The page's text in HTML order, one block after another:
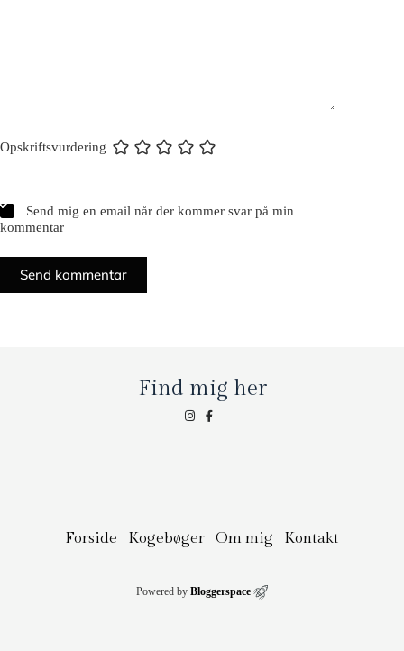
Opskriftsvurdering
Send mig en email når der kommer svar på min
kommentar
Send kommentar
Find mig her
Forside Kogebøger Om mig Kontakt
Powered by Bloggerspace